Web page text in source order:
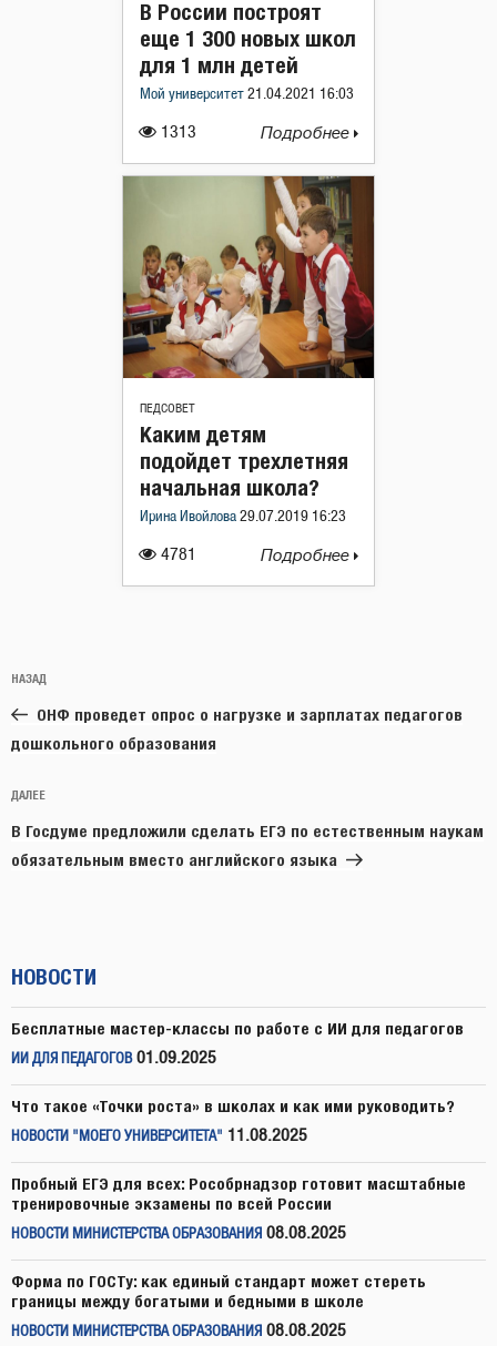
1313
В России построят
еще 1 300 новых школ
для 1 млн детей
Мой университет 21.04.2021 16:03
Подробнее
ПЕДСОВЕТ
4781
Каким детям
подойдет трехлетняя
начальная школа?
Ирина Ивойлова 29.07.2019 16:23
Подробнее
по
записям
Предыдущая
запись:
НАЗАД
ОНФ проведет опрос о нагрузке и зарплатах педагогов
дошкольного образования
Следующая
запись
ДАЛЕЕ
В Госдуме предложили сделать ЕГЭ по естественным наукам
обязательным вместо английского языка
НОВОСТИ
Бесплатные мастер-классы по работе с ИИ для педагогов
ИИ ДЛЯ ПЕДАГОГОВ 01.09.2025
Что такое «Точки роста» в школах и как ими руководить?
НОВОСТИ "МОЕГО УНИВЕРСИТЕТА" 11.08.2025
Пробный ЕГЭ для всех: Рособрнадзор готовит масштабные
тренировочные экзамены по всей России
НОВОСТИ МИНИСТЕРСТВА ОБРАЗОВАНИЯ 08.08.2025
Форма по ГОСТу: как единый стандарт может стереть
границы между богатыми и бедными в школе
НОВОСТИ МИНИСТЕРСТВА ОБРАЗОВАНИЯ 08.08.2025